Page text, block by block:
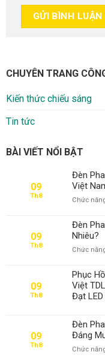
CHUYÊN TRANG
Kiến thức chiếu sáng
Tin tức
BÀI VIẾT NỔI BẬT
09
Th8
Đèn
Việt
Chức
09
Th8
Đèn
Nhiêu?
Chức
09
Th8
Phục
Việt
Đạt LED
09
Th8
Đèn
Đáng
Chức